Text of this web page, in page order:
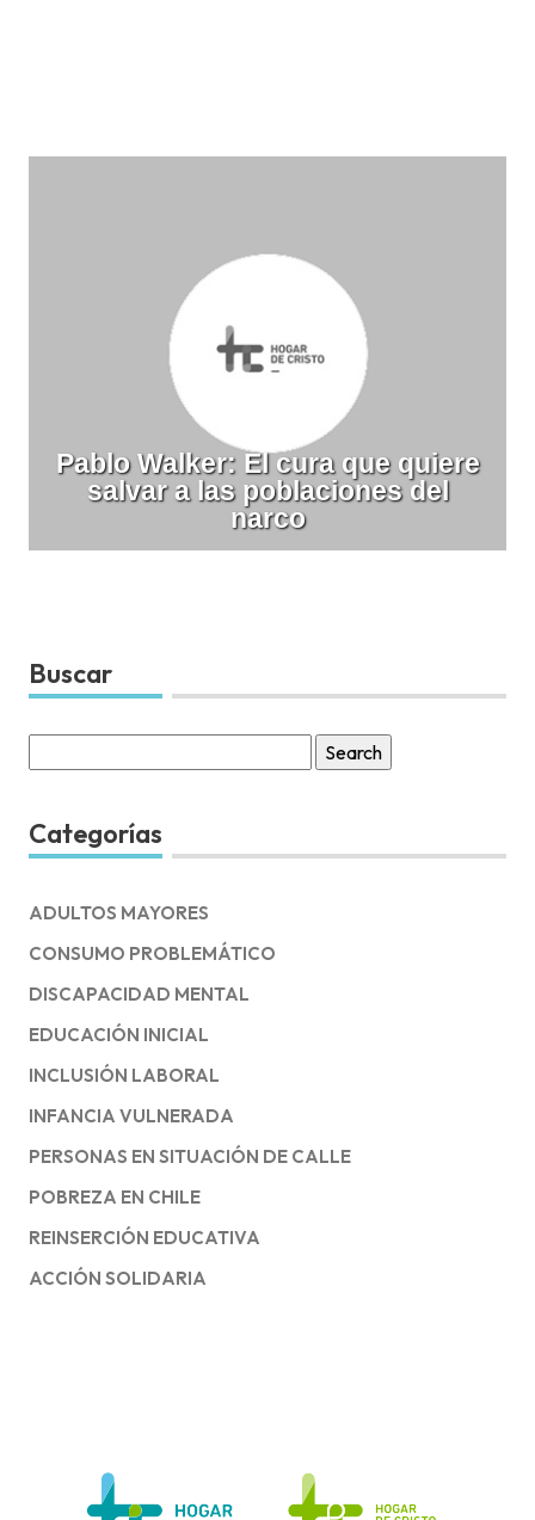
Pablo Walker: El cura que quiere
salvar a las poblaciones del
narco
Buscar
for:
Categorías
ADULTOS MAYORES
CONSUMO PROBLEMÁTICO
DISCAPACIDAD MENTAL
EDUCACIÓN INICIAL
INCLUSIÓN LABORAL
INFANCIA VULNERADA
PERSONAS EN SITUACIÓN DE CALLE
POBREZA EN CHILE
REINSERCIÓN EDUCATIVA
ACCIÓN SOLIDARIA